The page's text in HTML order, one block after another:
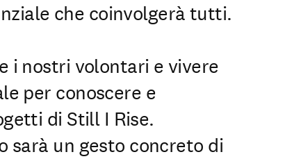
che coinvolgerà tutti.
i nostri volontari e vivere
per conoscere e
di Still I Rise.
sarà un gesto concreto di